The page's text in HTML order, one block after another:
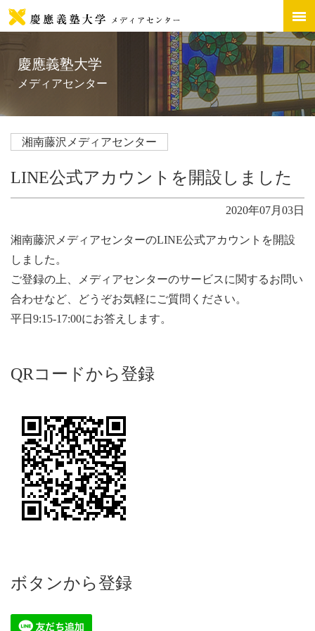
慶應義塾大学
メディアセンター
湘南藤沢メディアセンター
LINE公式アカウントを開設しました
2020年07月03日
湘南藤沢メディアセンターのLINE公式アカウントを開設
しました。
ご登録の上、メディアセンターのサービスに関するお問い
合わせなど、どうぞお気軽にご質問ください。
平日9:15-17:00にお答えします。
QRコードから登録
ボタンから登録